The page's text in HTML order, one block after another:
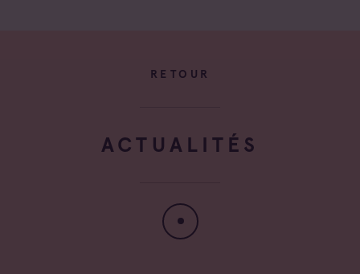
RETOUR
ACTUALITÉS